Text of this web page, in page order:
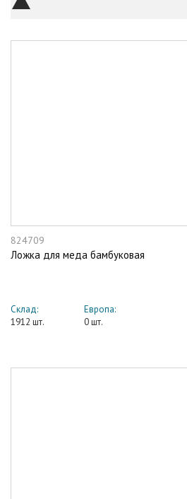
824709
Ложка для меда бамбуковая
Склад:
1912 шт.
Европа:
0 шт.